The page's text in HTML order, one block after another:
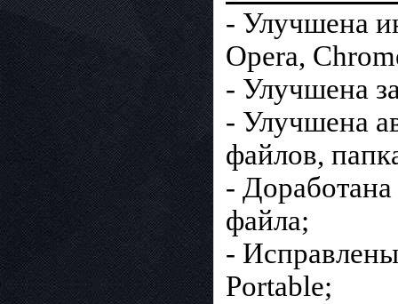
- Улучшена
Opera,
- Улучшена
- Улучшена
файлов,
-
файла;
-
Portable;